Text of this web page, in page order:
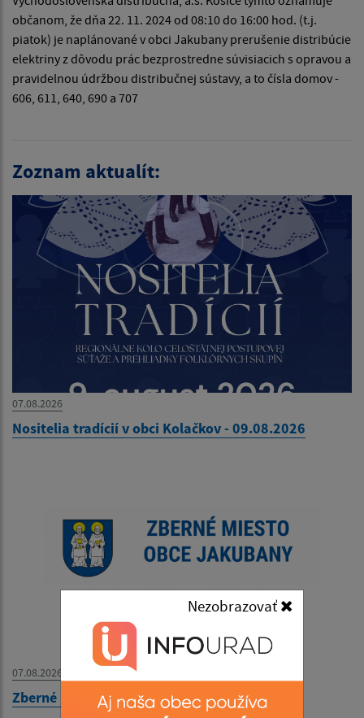
Nezobrazovať
občanom, že dňa 22. 11. 2024 od 08:10 do 16:00 hod. (t.j.
piatok) je naplánované v obci Jakubany prerušenie distribúcie
elektriny z dôvodu prác bezprostredne súvisiacich s opravou a
pravidelnou údržbou distribučnej sústavy, a to čísla domov -
606, 611, 640, 690 a 707
Zoznam aktualít:
07.08.2026
Nositelia tradícií v obci Kolačkov - 09.08.2026
07.08.2026
Zberné miesto - OZNAM